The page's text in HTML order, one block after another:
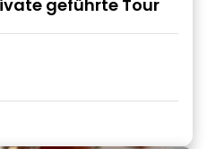
geführte Tour